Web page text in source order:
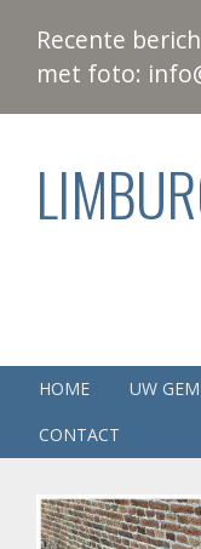
Recente
met foto:
HOME UW
CONTACT